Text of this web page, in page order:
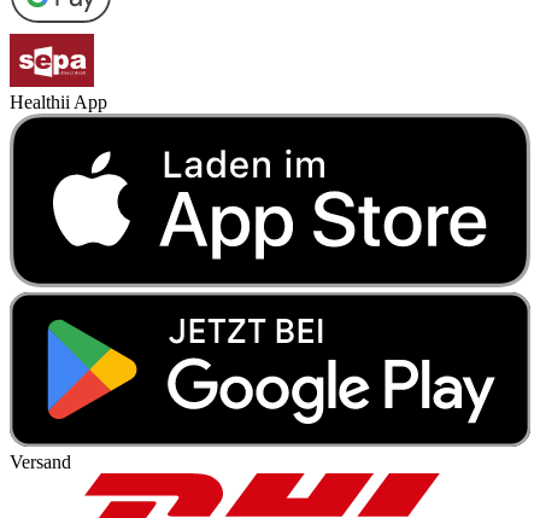
Healthii App
Versand